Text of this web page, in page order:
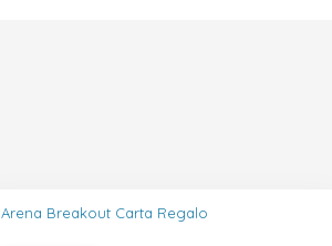
Arena Breakout Carta Regalo